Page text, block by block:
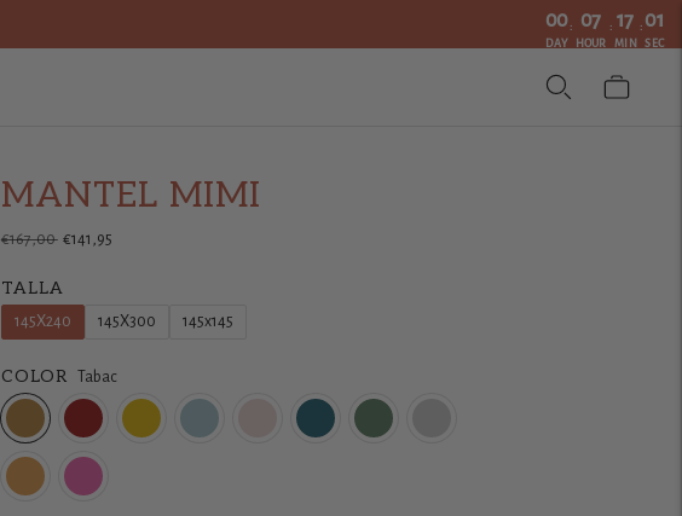
00
DAY
07
HOUR
16
MIN
59
SEC
MANTEL MIMI
€167,00Precio
€141,95
TALLA
145X240 145X300 145x145
COLOR Tabac